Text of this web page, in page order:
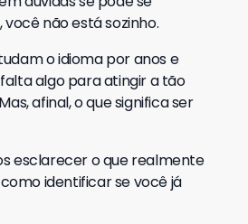
não está sozinho.
o idioma por anos e
algo para atingir a tão
afinal, o que significa ser
esclarecer o que realmente
identificar se você já